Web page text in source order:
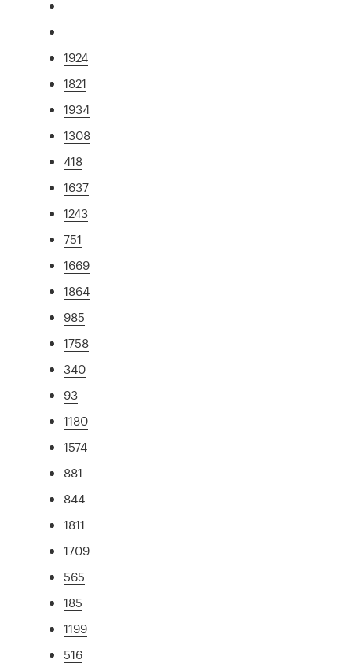
1924
1821
1934
1308
418
1637
1243
751
1669
1864
985
1758
340
93
1180
1574
881
844
1811
1709
565
185
1199
516